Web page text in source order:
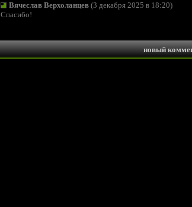
Вячеслав Верхоланцев(3 декабря 2025 в 18:20)
Спасибо!
новый